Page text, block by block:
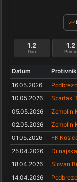
Dao
1.2
Primio
1.2
Datum Protivnik
16.05.2026
10.05.2026 Spartak
05.05.2026 Zemplin
02.05.2026 Zemplin
01.05.2026 FK
25.04.2026
18.04.2026 Slovan
14.04.2026